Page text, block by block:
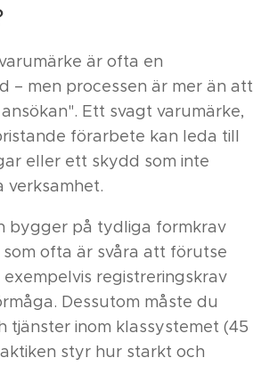
är ofta en
– men processen är mer än att
Ett svagt varumärke,
förarbete kan leda till
eller ett skydd som inte
verksamhet.
bygger på tydliga formkrav
ofta är svåra att förutse
registreringskrav
Dessutom måste du
tjänster inom klassystemet (45
styr hur starkt och